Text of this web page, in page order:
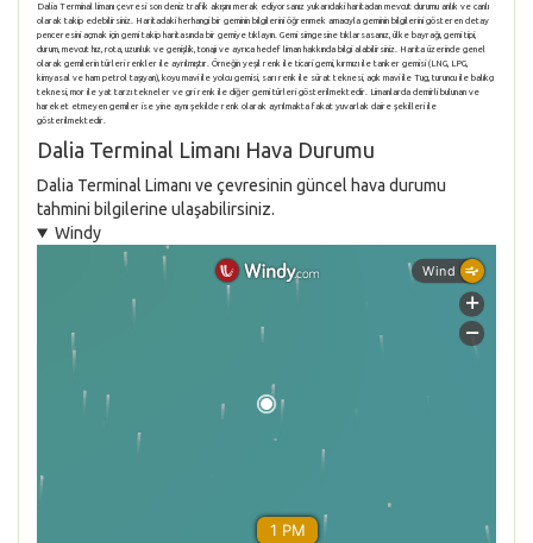
Dalia Terminal limanı çevresi son deniz trafik akışını merak ediyorsanız yukarıdaki haritadan mevcut durumu anlık ve canlı
olarak takip edebilirsiniz. Haritadaki herhangi bir geminin bilgilerini öğrenmek amacıyla geminin bilgilerini gösteren detay
penceresini açmak için gemi takip haritasında bir gemiye tıklayın. Gemi simgesine tıklarsasanız, ülke bayrağı, gemi tipi,
durum, mevcut hız, rota, uzunluk ve genişlik, tonajı ve ayrıca hedef liman hakkında bilgi alabilirsiniz. Harita üzerinde genel
olarak gemilerin türleri renkler ile ayrılmıştır. Örneğin yeşil renk ile ticari gemi, kırmızı ile tanker gemisi (LNG, LPG,
kimyasal ve ham petrol taşıyan), koyu mavi ile yolcu gemisi, sarı renk ile sürat teknesi, açık mavi ile Tug, turuncu ile balıkçı
teknesi, mor ile yat tarzı tekneler ve gri renk ile diğer gemi türleri gösterilmektedir. Limanlarda demirli bulunan ve
hareket etmeyen gemiler ise yine aynı şekilde renk olarak ayrılmakta fakat yuvarlak daire şekilleri ile
gösterilmektedir.
Dalia Terminal Limanı Hava Durumu
Dalia Terminal Limanı ve çevresinin güncel hava durumu
tahmini bilgilerine ulaşabilirsiniz.
Windy